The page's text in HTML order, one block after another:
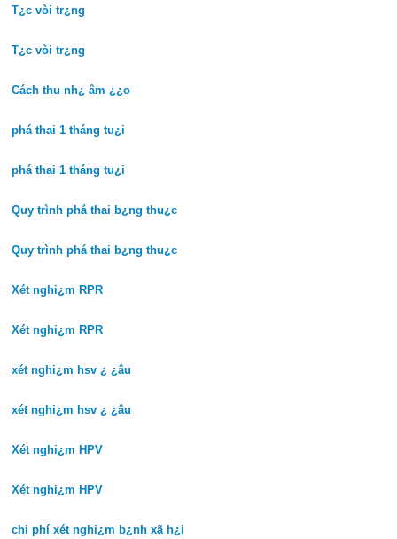
T¿c vòi tr¿ng
T¿c vòi tr¿ng
Cách thu nh¿ âm ¿¿o
phá thai 1 tháng tu¿i
phá thai 1 tháng tu¿i
Quy trình phá thai b¿ng thu¿c
Quy trình phá thai b¿ng thu¿c
Xét nghi¿m RPR
Xét nghi¿m RPR
xét nghi¿m hsv ¿ ¿âu
xét nghi¿m hsv ¿ ¿âu
Xét nghi¿m HPV
Xét nghi¿m HPV
chi phí xét nghi¿m b¿nh xã h¿i